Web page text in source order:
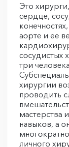
Это
сердце,
аорте и ее
сосудистых
три
хирургии
проводить
мастерства
навыков, а
личного